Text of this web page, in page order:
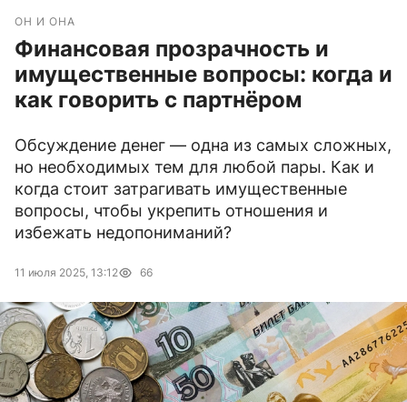
ОН И ОНА
Финансовая прозрачность и
имущественные вопросы: когда и
как говорить с партнёром
Обсуждение денег — одна из самых сложных,
но необходимых тем для любой пары. Как и
когда стоит затрагивать имущественные
вопросы, чтобы укрепить отношения и
избежать недопониманий?
11 июля 2025, 13:12 66